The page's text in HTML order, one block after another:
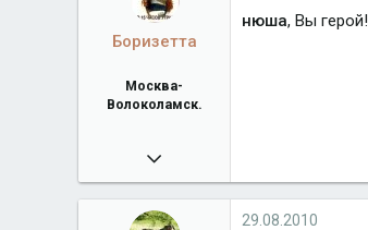
Боризетта
Москва-
Волоколамск.
03.01.2008
13 654
b-zennen.ru
нюша, Вы герой!
29.08.2010